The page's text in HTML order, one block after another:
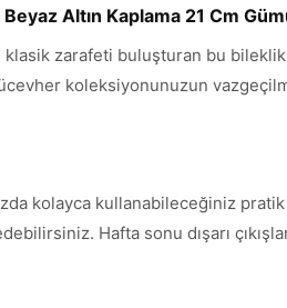
Altın Kaplama 21 Cm
klasik zarafeti buluşturan bu
koleksiyonunuzun
kolayca kullanabileceğiniz
Hafta sonu dışarı